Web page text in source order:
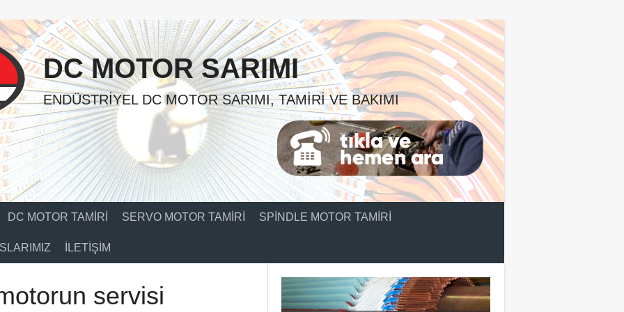
DC MOTOR SARIMI
ENDÜSTRIYEL DC MOTOR SARIMI, TAMIRI VE BAKIMI
DC MOTOR TAMIRI SERVO MOTOR TAMIRI SPINDLE MOTOR TAMIRI
İLETIŞIM
servisi